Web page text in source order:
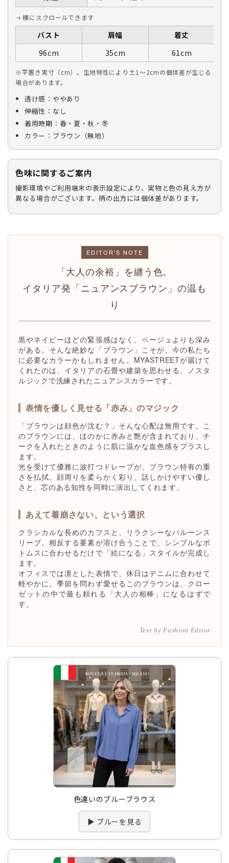
⇢ 横にスクロールできます
バスト 肩幅
着丈
96cm
35cm 61cm
※平置き実寸（cm）。生地特性により±1〜2cmの個体差が生じる
場合があります。
透け感：ややあり
伸縮性：なし
着用時期：春・夏・秋・冬
カラー：ブラウン（無地）
色味に関するご案内
撮影環境やご利用端末の表示設定により、実物と色の見え方が
異なる場合がございます。柄の出方には個体差があります。
EDITOR'S NOTE
「大人の余裕」を纏う色。
イタリア発「ニュアンスブラウン」の温も
り
黒やネイビーほどの緊張感はなく、ベージュよりも深み
がある。そんな絶妙な「ブラウン」こそが、今の私たち
に必要なカラーかもしれません。MYASTREETが届けて
くれたのは、イタリアの石畳や建築を思わせる、ノスタ
ルジックで洗練されたニュアンスカラーです。
表情を優しく見せる「赤み」のマジック
「ブラウンは顔色が沈む？」そんな心配は無用です。こ
のブラウンには、ほのかに赤みと艶が含まれており、チ
ークを入れたときのように肌に温かな血色感をプラスし
ます。
光を受けて優雅に波打つドレープが、ブラウン特有の重
さを払拭。顔周りを柔らかく彩り、話しかけやすい優し
さと、芯のある知性を同時に演出してくれます。
あえて着崩さない、という選択
クラシカルな長めのカフスと、リラクシーなバルーンス
リーブ。相反する要素が溶け合うことで、シンプルなボ
トムスに合わせるだけで「絵になる」スタイルが完成し
ます。
オフィスでは凛とした表情で、休日はデニムに合わせて
軽やかに。季節を問わず愛せるこのブラウンは、クロー
ゼットの中で最も頼れる「大人の相棒」になるはずで
す。
Text by Fashion Editor
色違いのブルーブラウス
▶ ブルーを見る